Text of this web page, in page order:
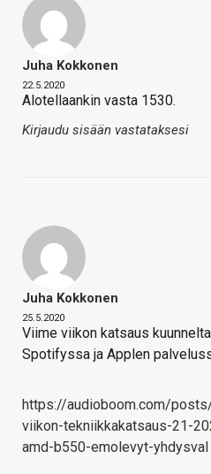
Juha Kokkonen
22.5.2020
Alotellaankin vasta 1530.
Kirjaudu sisään vastataksesi
Juha Kokkonen
25.5.2020
Viime viikon katsaus
Spotifyssa ja Applen
https://audioboom.com/
viikon-tekniikkakatsaus-21-
amd-b550-emolevyt-yhdysval